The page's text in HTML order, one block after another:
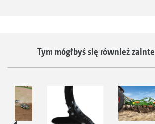
Tym mógłbyś się również